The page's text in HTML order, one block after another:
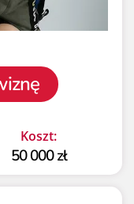
Koszt:
50 000 zł